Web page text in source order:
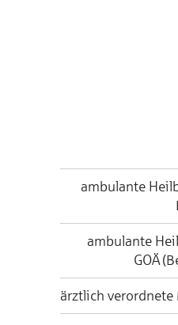
ambulante
ambulante
GOÄ
ärztlich